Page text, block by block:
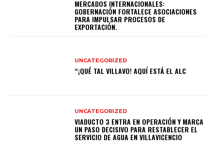
MERCADOS INTERNACIONALES:
GOBERNACIÓN FORTALECE ASOCIACIONES
PARA IMPULSAR PROCESOS DE
EXPORTACIÓN.
UNCATEGORIZED
“¡QUÉ TAL VILLAVO! AQUÍ ESTÁ EL ALC
UNCATEGORIZED
VIADUCTO 3 ENTRA EN OPERACIÓN Y MARCA
UN PASO DECISIVO PARA RESTABLECER EL
SERVICIO DE AGUA EN VILLAVICENCIO